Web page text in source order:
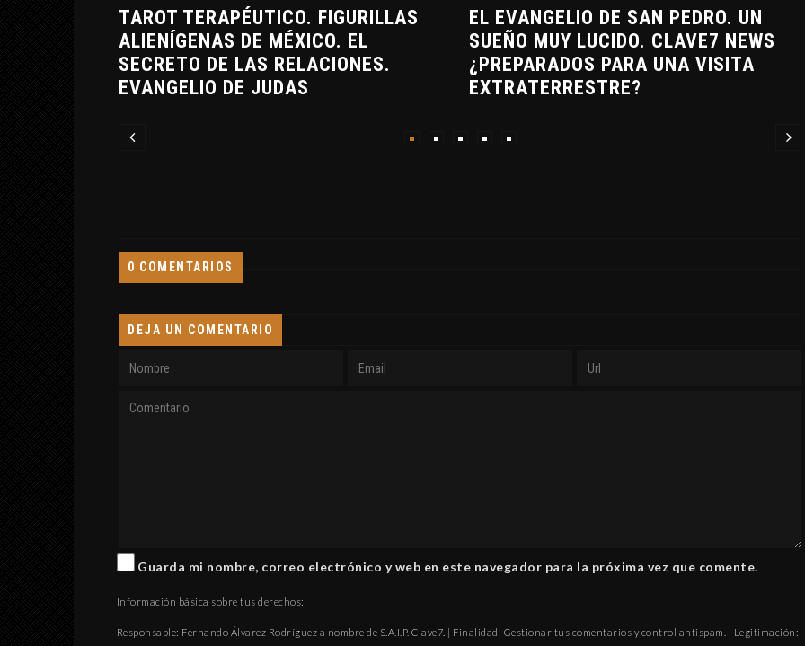
TAROT TERAPÉUTICO. FIGURILLAS
ALIENÍGENAS DE MÉXICO. EL
SECRETO DE LAS RELACIONES.
EVANGELIO DE JUDAS
EL EVANGELIO DE SAN PEDRO. UN
SUEÑO MUY LUCIDO. CLAVE7 NEWS
¿PREPARADOS PARA UNA VISITA
EXTRATERRESTRE?
0 COMENTARIOS
DEJA UN COMENTARIO
Guarda mi nombre, correo electrónico y web en este navegador para la próxima vez que comente.
Información básica sobre tus derechos:
Responsable: Fernando Álvarez Rodríguez a nombre de S.A.I.P. Clave7. | Finalidad: Gestionar tus comentarios y control antispam. | Legitimación: